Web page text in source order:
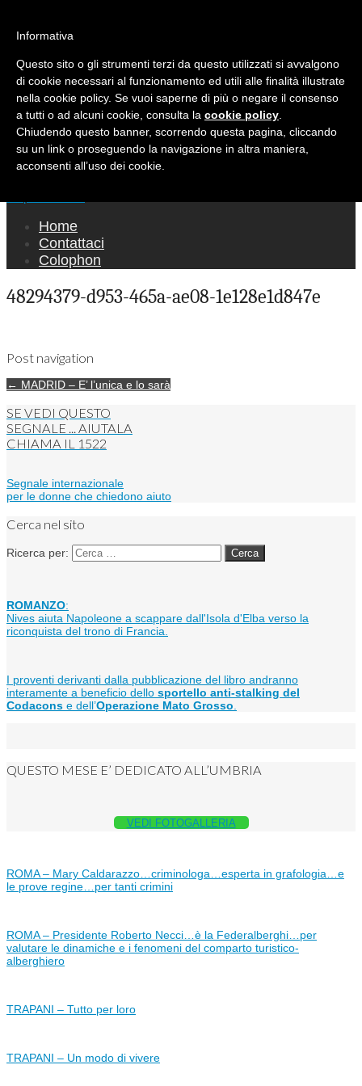
Mondo Italiano nel Mondo
LE INTERVISTE SONO AGLI ITALIANI CHE
RICOPRONO RUOLI ISTITUZIONALI, A
QUELLI CHE RAPPRESENTANO LA SOCIETÀ E
A CHI È UN "COMUNE CITTADINO" ...
PER TUTTO QUESTO SIAMO "ORGOGLIOSI
DI ESSERE ITALIANI"
Home
Contattaci
Colophon
48294379-d953-465a-ae08-1e128e1d847e
Post navigation
← MADRID – E’ l’unica e lo sarà
SE VEDI QUESTO
SEGNALE ... AIUTALA
CHIAMA IL 1522
Segnale internazionale
per le donne che chiedono aiuto
Cerca nel sito
Ricerca per:
ROMANZO:
Nives aiuta Napoleone a scappare dall'Isola d'Elba verso la
riconquista del trono di Francia.
I proventi derivanti dalla pubblicazione del libro andranno
interamente a beneficio dello sportello anti-stalking del
Codacons e dell’Operazione Mato Grosso
QUESTO MESE E’ DEDICATO ALL’UMBRIA
VEDI FOTOGALLERIA
ROMA – Mary Caldarazzo…criminologa…esperta in grafologia…e
le prove regine…per tanti crimini
ROMA – Presidente Roberto Necci…è la Federalberghi…per
valutare le dinamiche e i fenomeni del comparto turistico-
alberghiero
TRAPANI – Tutto per loro
TRAPANI – Un modo di vivere
Informativa
Questo sito o gli strumenti terzi da questo utilizzati si avvalgono
di cookie necessari al funzionamento ed utili alle finalità illustrate
nella cookie policy. Se vuoi saperne di più o negare il consenso
a tutti o ad alcuni cookie, consulta la cookie policy
Chiudendo questo banner, scorrendo questa pagina, cliccando
su un link o proseguendo la navigazione in altra maniera,
acconsenti all’uso dei cookie.